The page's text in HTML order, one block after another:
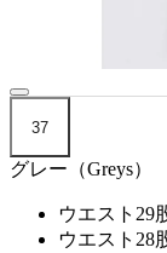
37
グレー（Greys）
ウエスト29
ウエスト28